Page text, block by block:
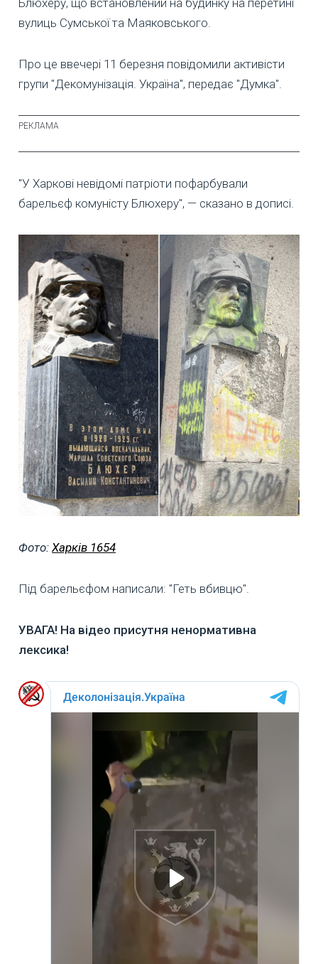
вулиць Сумської та Маяковського.
Про це ввечері 11 березня повідомили активісти
групи "Декомунізація. Україна", передає "Думка".
"У Харкові невідомі патріоти пофарбували
барельєф комуністу Блюхеру", — сказано в дописі.
Фото: Харків 1654
Під барельєфом написали: "Геть вбивцю".
УВАГА! На відео присутня ненормативна
лексика!